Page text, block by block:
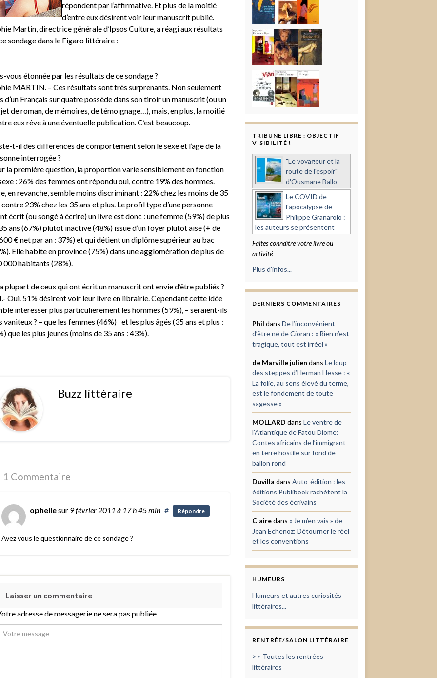
répondent par l’affirmative. Et plus de la moitié
d’entre eux désirent voir leur manuscrit publié.
Martin, directrice générale d’Ipsos Culture, a réagi aux résultats
sondage dans le Figaro littéraire :
vous étonnée par les résultats de ce sondage ?
MARTIN. – Ces résultats sont très surprenants. Non seulement
d’un Français sur quatre possède dans son tiroir un manuscrit (ou un
de roman, de mémoires, de témoignage…), mais, en plus, la moitié
eux rêve à une éventuelle publication. C’est beaucoup.
t-il des différences de comportement selon le sexe et l’âge de la
interrogée ?
la première question, la proportion varie sensiblement en fonction
: 26% des femmes ont répondu oui, contre 19% des hommes.
en revanche, semble moins discriminant : 22% chez les moins de 35
contre 23% chez les 35 ans et plus. Le profil type d’une personne
écrit (ou songé à écrire) un livre est donc : une femme (59%) de plus
ans (67%) plutôt inactive (48%) issue d’un foyer plutôt aisé (+ de
€ net par an : 37%) et qui détient un diplôme supérieur au bac
Elle habite en province (75%) dans une agglomération de plus de
000 habitants (28%).
plupart de ceux qui ont écrit un manuscrit ont envie d’être publiés ?
Oui. 51% désirent voir leur livre en librairie. Cependant cette idée
intéresser plus particulièrement les hommes (59%), – seraient-ils
vaniteux ? – que les femmes (46%) ; et les plus âgés (35 ans et plus :
que les plus jeunes (moins de 35 ans : 43%).
Buzz littéraire
1 Commentaire
opheliesur 9 février 2011 à 17 h 45 min # Répondre
Avez vous le questionnaire de ce sondage ?
Laisser un commentaire
adresse de messagerie ne sera pas publiée.
TRIBUNE LIBRE : OBJECTIF
VISIBILITÉ !
"Le voyageur et la
route de l'espoir"
d'Ousmane Ballo
Le COVID de
l'apocalypse de
Philippe Granarolo :
les auteurs se présentent
Faites connaître votre livre ou
activité
Plus d'infos...
DERNIERS COMMENTAIRES
Phil dans De l’inconvénient
d’être né de Cioran : « Rien n’est
tragique, tout est irréel »
de Marville julien dans Le loup
des steppes d’Herman Hesse : «
La folie, au sens élevé du terme,
est le fondement de toute
sagesse »
MOLLARD dans Le ventre de
l’Atlantique de Fatou Diome:
Contes africains de l’immigrant
en terre hostile sur fond de
ballon rond
Duvilla dans Auto-édition : les
éditions Publibook rachètent la
Société des écrivains
Clairedans « Je m’en vais » de
Jean Echenoz: Détourner le réel
et les conventions
HUMEURS
Humeurs et autres curiosités
littéraires...
RENTRÉE/SALON LITTÉRAIRE
>> Toutes les rentrées
littéraires